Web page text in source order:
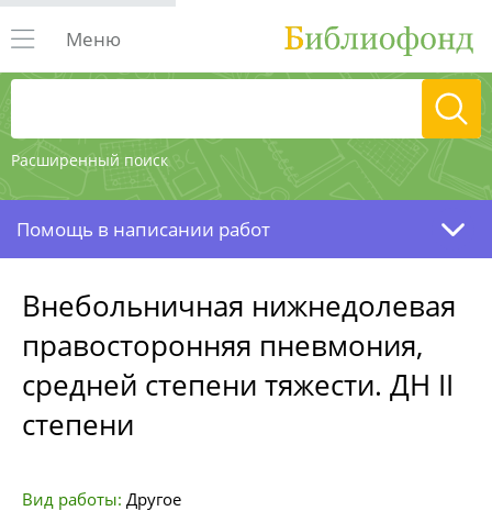
Расширенный поиск
Меню
Помощь в написании работ
Внебольничная нижнедолевая
правосторонняя пневмония,
средней степени тяжести. ДН II
степени
Вид работы: Другое